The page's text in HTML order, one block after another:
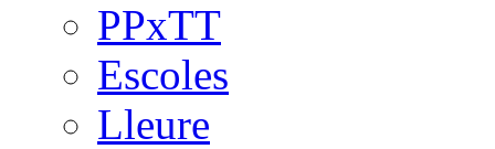
PPxTT
Escoles
Lleure